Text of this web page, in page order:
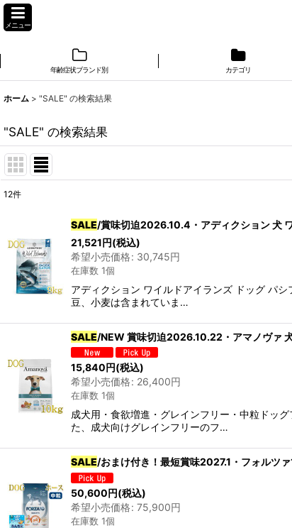
メニュー
年齢症状ブランド別 カテゴリ
ホーム > "SALE" の検索結果
"SALE" の検索結果
表示数:
在庫あり
グループ
12件
SALE/賞味切迫2026.10.4・アディクション 犬
21,521円(税込)
希望小売価格: 30,745円
在庫数 1個
アディクション ワイルドアイランズ ドッグ パ
豆、小麦は含まれていま…
SALE/NEW 賞味切迫2026.10.22・アマノヴァ
15,840 円(税込)
希望小売価格: 26,400円
在庫数 1個
成犬用・食欲増進・グレインフリー・中粒ドッ
た、成犬向けグレインフリーのフ…
SALE/おまけ付き！最短賞味2027.1・フォルツ
50,600円(税込)
希望小売価格: 75,900円
在庫数 1個